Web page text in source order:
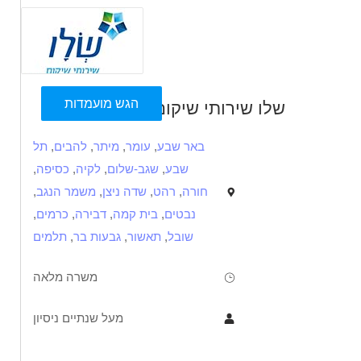
הגש מועמדות שלו שירותי שיקום
באר שבע, עומר, מיתר, להבים, תל
שבע, שגב-שלום, לקיה, כסיפה,
חורה, רהט, שדה ניצן, משמר הנגב,
נבטים, בית קמה, דבירה, כרמים,
שובל, תאשור, גבעות בר, תלמים
משרה מלאה
מעל שנתיים ניסיון